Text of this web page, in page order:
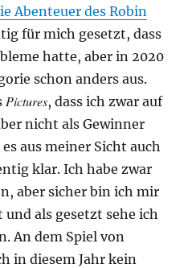
Abenteuer des Robin
für mich gesetzt, dass
hatte, aber in 2020
schon anders aus.
Pictures, dass ich zwar auf
nicht als Gewinner
aus meiner Sicht auch
klar. Ich habe zwar
aber sicher bin ich mir
als gesetzt sehe ich
An dem Spiel von
in diesem Jahr kein